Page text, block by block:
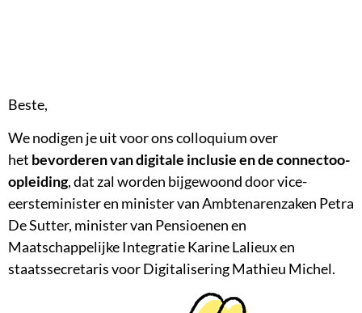
Beste,
We nodigen je uit voor ons colloquium over
het bevorderen van digitale inclusie en de connectoo-
opleiding, dat zal worden bijgewoond door vice-
eersteminister en minister van Ambtenarenzaken Petra
De Sutter, minister van Pensioenen en
Maatschappelijke Integratie Karine Lalieux en
staatssecretaris voor Digitalisering Mathieu Michel.